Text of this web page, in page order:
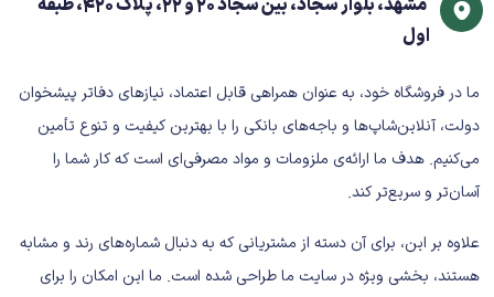
مشهد، بلوار سجاد، بین سجاد 20 و 22، پلاک 420، طبقه
اول
ما در فروشگاه خود، به عنوان همراهی قابل اعتماد، نیازهای دفاتر پیشخوان
دولت، آنلاین‌شاپ‌ها و باجه‌های بانکی را با بهترین کیفیت و تنوع تأمین
می‌کنیم. هدف ما ارائه‌ی ملزومات و مواد مصرفی‌ای است که کار شما را
آسان‌تر و سریع‌تر کند.
علاوه بر این، برای آن دسته از مشتریانی که به دنبال شماره‌های رند و مشابه
هستند، بخشی ویژه در سایت ما طراحی شده است. ما این امکان را برای